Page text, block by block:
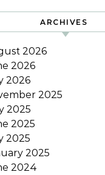
ARCHIVES
2026
2026
2026
2025
2025
2025
2025
2025
2024